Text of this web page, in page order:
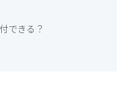
できる？